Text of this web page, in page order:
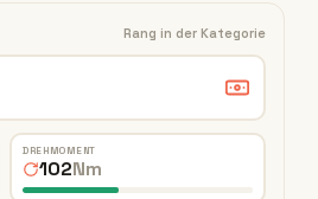
Rang in der Kategorie
DREHMOMENT
102Nm